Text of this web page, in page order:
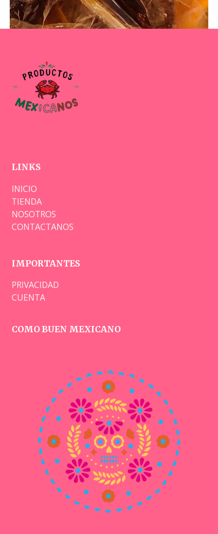
LINKS
INICIO
TIENDA
NOSOTROS
CONTACTANOS
IMPORTANTES
PRIVACIDAD
CUENTA
COMO BUEN MEXICANO